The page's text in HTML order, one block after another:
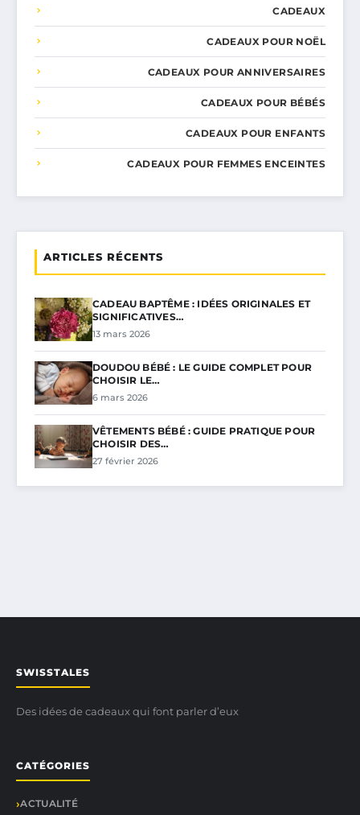
CADEAUX
CADEAUX POUR NOËL
CADEAUX POUR ANNIVERSAIRES
CADEAUX POUR BÉBÉS
CADEAUX POUR ENFANTS
CADEAUX POUR FEMMES ENCEINTES
ARTICLES RÉCENTS
CADEAU BAPTÊME : IDÉES ORIGINALES ET
SIGNIFICATIVES…
13 mars 2026
DOUDOU BÉBÉ : LE GUIDE COMPLET POUR
CHOISIR LE…
6 mars 2026
VÊTEMENTS BÉBÉ : GUIDE PRATIQUE POUR
CHOISIR DES…
27 février 2026
SWISSTALES
Des idées de cadeaux qui font parler d’eux
CATÉGORIES
ACTUALITÉ